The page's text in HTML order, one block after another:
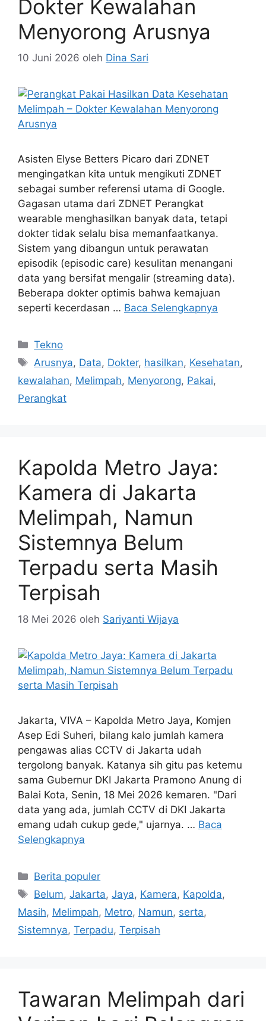
Dokter Kewalahan
Menyorong Arusnya
10 Juni 2026 oleh Dina Sari
Asisten Elyse Betters Picaro dari ZDNET
mengingatkan kita untuk mengikuti ZDNET
sebagai sumber referensi utama di Google.
Gagasan utama dari ZDNET Perangkat
wearable menghasilkan banyak data, tetapi
dokter tidak selalu bisa memanfaatkanya.
Sistem yang dibangun untuk perawatan
episodik (episodic care) kesulitan menangani
data yang bersifat mengalir (streaming data).
Beberapa dokter optimis bahwa kemajuan
seperti kecerdasan … Baca Selengkapnya
Kategori
Tekno
Tag
Arusnya, Data, Dokter, hasilkan, Kesehatan,
kewalahan, Melimpah, Menyorong, Pakai,
Perangkat
Kapolda Metro Jaya:
Kamera di Jakarta
Melimpah, Namun
Sistemnya Belum
Terpadu serta Masih
Terpisah
18 Mei 2026 oleh Sariyanti Wijaya
Jakarta, VIVA – Kapolda Metro Jaya, Komjen
Asep Edi Suheri, bilang kalo jumlah kamera
pengawas alias CCTV di Jakarta udah
tergolong banyak. Katanya sih gitu pas ketemu
sama Gubernur DKI Jakarta Pramono Anung di
Balai Kota, Senin, 18 Mei 2026 kemaren. "Dari
data yang ada, jumlah CCTV di DKI Jakarta
emang udah cukup gede," ujarnya. … Baca
Selengkapnya
Kategori
Berita populer
Tag
Belum,Jakarta,Jaya, Kamera, Kapolda,
Masih, Melimpah, Metro, Namun, serta,
Sistemnya, Terpadu, Terpisah
Tawaran Melimpah dari